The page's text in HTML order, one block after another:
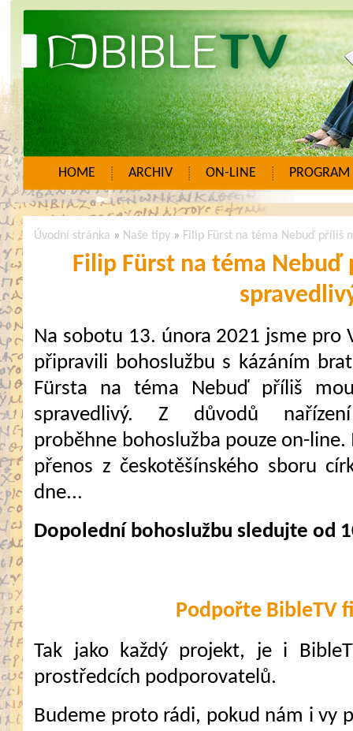
HOME ARCHIV ON-LINE PROGRAM
Úvodní stránka » Naše tipy » Filip Fürst na téma Nebuď příliš
Filip Fürst na téma
Na sobotu 13. února 2021 jsme pro
připravili bohoslužbu s kázáním
Fürsta na téma Nebuď příliš
spravedlivý. Z důvodů
proběhne bohoslužba pouze on-
přenos z českotěšínského sboru
dne...
Dopolední bohoslužbu sledujte od
Podpořte BibleTV
Tak jako každý projekt, je i
prostředcích podporovatelů.
Budeme proto rádi, pokud nám i vy